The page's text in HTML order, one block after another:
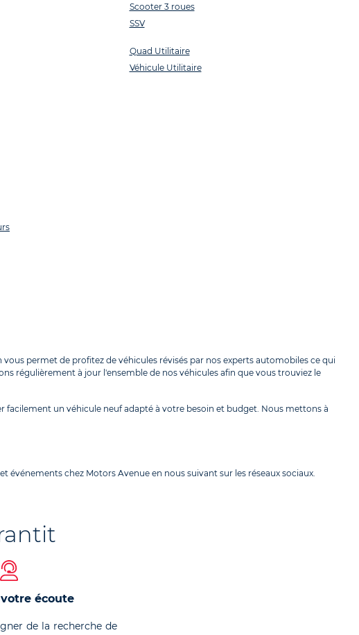
Scooter 3 roues
SSV
Quad Utilitaire
Véhicule Utilitaire
vous permet de profitez de véhicules révisés par nos experts automobiles ce qui
régulièrement à jour l'ensemble de nos véhicules afin que vous trouviez le
un véhicule neuf adapté à votre besoin et budget. Nous mettons à
chez Motors Avenue en nous suivant sur les réseaux sociaux.
écoute
de la recherche de